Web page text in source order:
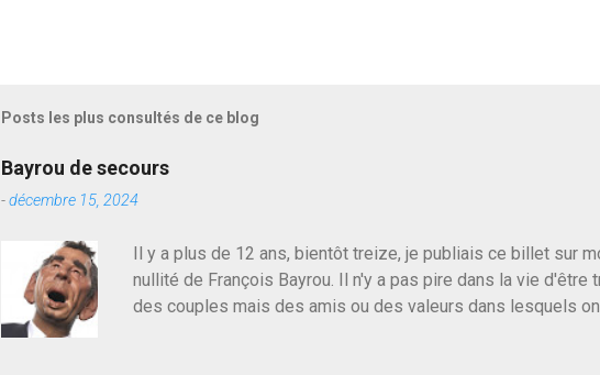
Posts les plus consultés de ce blog
Bayrou de secours
-décembre 15, 2024
Il y a plus de 12 ans, bientôt treize, je publiais ce billet sur
nullité de François Bayrou. Il n'y a pas pire dans la vie d'être
des couples mais des amis ou des valeurs dans lesquels on
déjà le candidat de la droite molle plus proche de Sarkozy